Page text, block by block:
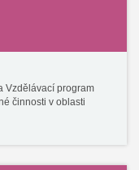
Vzdělávací program
činnosti v oblasti